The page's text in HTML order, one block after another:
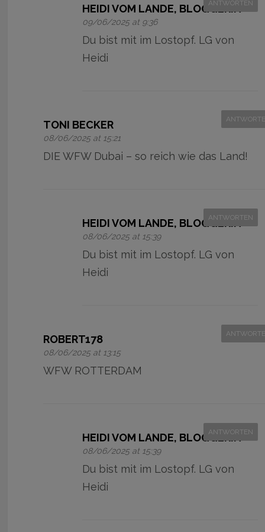
HEIDI VOM LANDE, BLOGGERIN
09/06/2025 at 9:36
ANTWORTEN
Du bist mit im Lostopf. LG von
Heidi
TONI BECKER
08/06/2025 at 15:21
DIE WFW Dubai – so reich wie das Land!
HEIDI VOM LANDE, BLOGGERIN
08/06/2025 at 15:39
ANTWORTEN
Du bist mit im Lostopf. LG von
Heidi
ROBERT178
08/06/2025 at 13:15
WFW ROTTERDAM
HEIDI VOM LANDE, BLOGGERIN
08/06/2025 at 15:39
ANTWORTEN
Du bist mit im Lostopf. LG von
Heidi